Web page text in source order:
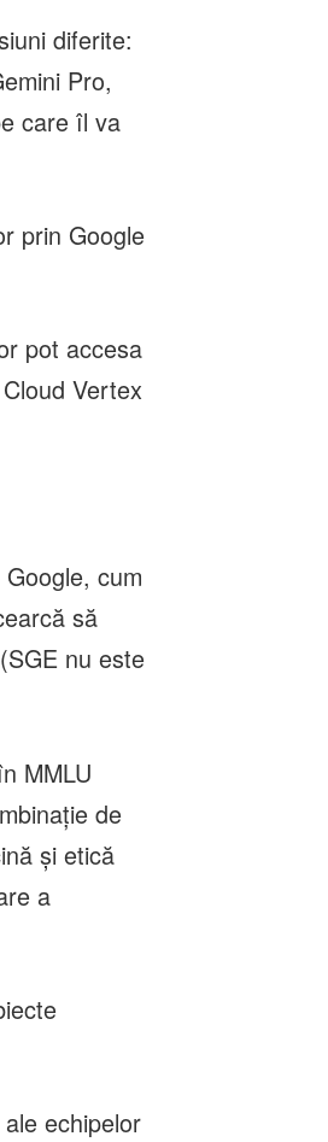
diferite:
Pro,
care îl va
prin Google
pot accesa
Vertex
cum
să
nu este
MMLU
de
şi etică
a
echipelor